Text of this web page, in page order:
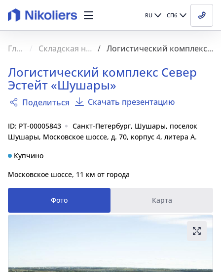
RU СПб
Главная Складская недвижимость Логистический комплекс Север Эстейт «Шушары»
Логистический комплекс Север
Эстейт «Шушары»
Поделиться Скачать презентацию
ID: PT-00005843
Санкт-Петербург, Шушары, поселок
Шушары, Московское шоссе, д. 70, корпус 4, литера А.
Купчино
Московское шоссе, 11 км от города
Фото Карта